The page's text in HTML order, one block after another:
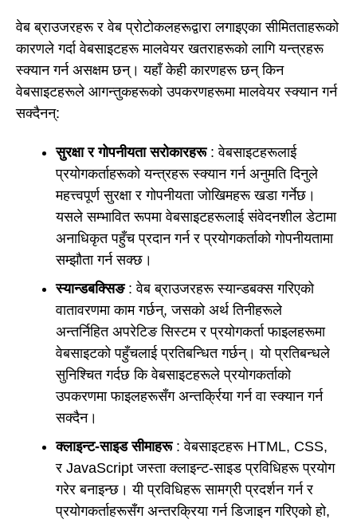
वेब ब्राउजरहरू र वेब प्रोटोकलहरूद्वारा लगाइएका सीमितताहरूको
कारणले गर्दा वेबसाइटहरू मालवेयर खतराहरूको लागि यन्त्रहरू
स्क्यान गर्न असक्षम छन्। यहाँ केही कारणहरू छन् किन
वेबसाइटहरूले आगन्तुकहरूको उपकरणहरूमा मालवेयर स्क्यान गर्न
सक्दैनन्:
सुरक्षा र गोपनीयता सरोकारहरू: वेबसाइटहरूलाई
प्रयोगकर्ताहरूको यन्त्रहरू स्क्यान गर्न अनुमति दिनुले
महत्त्वपूर्ण सुरक्षा र गोपनीयता जोखिमहरू खडा गर्नेछ।
यसले सम्भावित रूपमा वेबसाइटहरूलाई संवेदनशील डेटामा
अनाधिकृत पहुँच प्रदान गर्न र प्रयोगकर्ताको गोपनीयतामा
सम्झौता गर्न सक्छ।
स्यान्डबक्सिङ: वेब ब्राउजरहरू स्यान्डबक्स गरिएको
वातावरणमा काम गर्छन्, जसको अर्थ तिनीहरूले
अन्तर्निहित अपरेटिङ सिस्टम र प्रयोगकर्ता फाइलहरूमा
वेबसाइटको पहुँचलाई प्रतिबन्धित गर्छन्। यो प्रतिबन्धले
सुनिश्चित गर्दछ कि वेबसाइटहरूले प्रयोगकर्ताको
उपकरणमा फाइलहरूसँग अन्तर्क्रिया गर्न वा स्क्यान गर्न
सक्दैन।
क्लाइन्ट-साइड सीमाहरू: वेबसाइटहरू HTML, CSS,
र JavaScript जस्ता क्लाइन्ट-साइड प्रविधिहरू प्रयोग
गरेर बनाइन्छ। यी प्रविधिहरू सामग्री प्रदर्शन गर्न र
प्रयोगकर्ताहरूसँग अन्तरक्रिया गर्न डिजाइन गरिएको हो,